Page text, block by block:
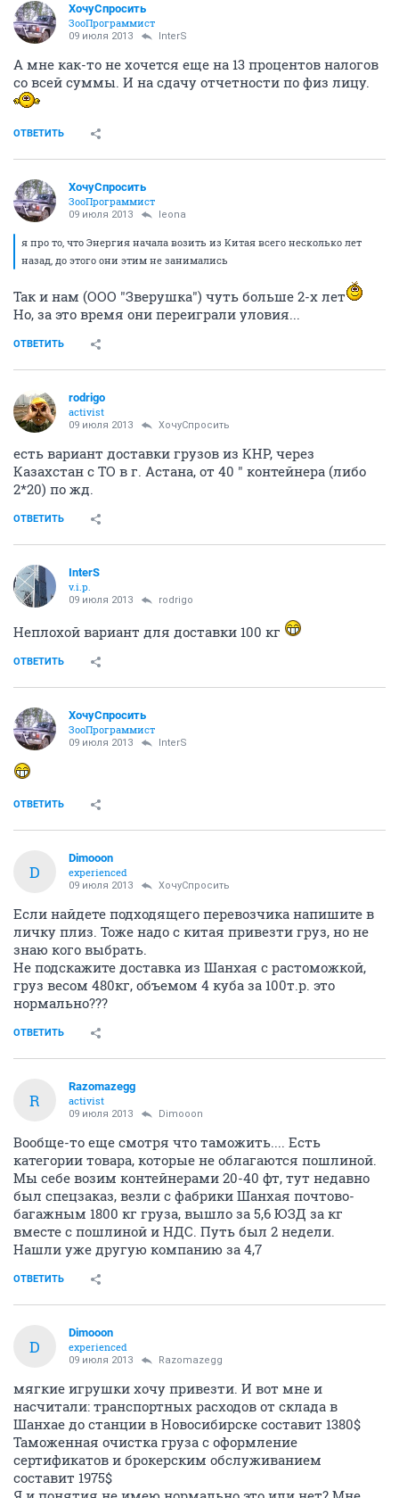
ХочуСпросить
ЗооПрограммист
09 июля 2013 InterS
А мне как-то не хочется еще на 13 процентов налогов
со всей суммы. И на сдачу отчетности по физ лицу.
ОТВЕТИТЬ
ХочуСпросить
ЗооПрограммист
09 июля 2013 leona
я про то, что Энергия начала возить из Китая всего несколько лет
назад, до этого они этим не занимались
Так и нам (ООО "Зверушка") чуть больше 2-х лет
Но, за это время они переиграли уловия...
ОТВЕТИТЬ
rodrigo
activist
09 июля 2013 ХочуСпросить
есть вариант доставки грузов из КНР, через
Казахстан с ТО в г. Астана, от 40 " контейнера (либо
2*20) по жд.
ОТВЕТИТЬ
InterS
v.i.p.
09 июля 2013 rodrigo
Неплохой вариант для доставки 100 кг
ОТВЕТИТЬ
ХочуСпросить
ЗооПрограммист
09 июля 2013 InterS
ОТВЕТИТЬ
D
Dimooon
experienced
09 июля 2013 ХочуСпросить
Если найдете подходящего перевозчика напишите в
личку плиз. Тоже надо с китая привезти груз, но не
знаю кого выбрать.
Не подскажите доставка из Шанхая с растоможкой,
груз весом 480кг, объемом 4 куба за 100т.р. это
нормально???
ОТВЕТИТЬ
R
Razomazegg
activist
09 июля 2013 Dimooon
Вообще-то еще смотря что таможить.... Есть
категории товара, которые не облагаются пошлиной.
Мы себе возим контейнерами 20-40 фт, тут недавно
был спецзаказ, везли с фабрики Шанхая почтово-
багажным 1800 кг груза, вышло за 5,6 ЮЗД за кг
вместе с пошлиной и НДС. Путь был 2 недели.
Нашли уже другую компанию за 4,7
ОТВЕТИТЬ
D
Dimooon
experienced
09 июля 2013 Razomazegg
мягкие игрушки хочу привезти. И вот мне и
насчитали: транспортных расходов от склада в
Шанхае до станции в Новосибирске составит 1380$
Таможенная очистка груза с оформление
сертификатов и брокерским обслуживанием
составит 1975$